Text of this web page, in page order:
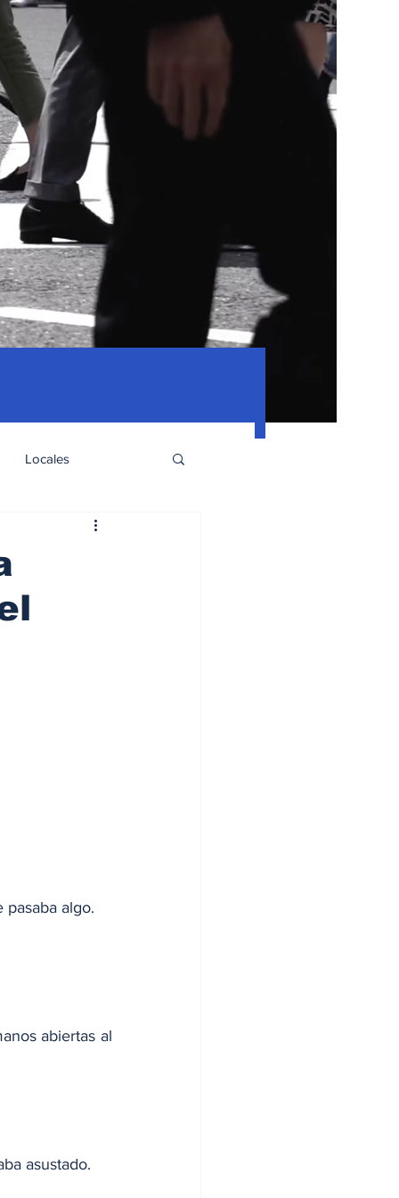
Locales
algo.
abiertas al
asustado.